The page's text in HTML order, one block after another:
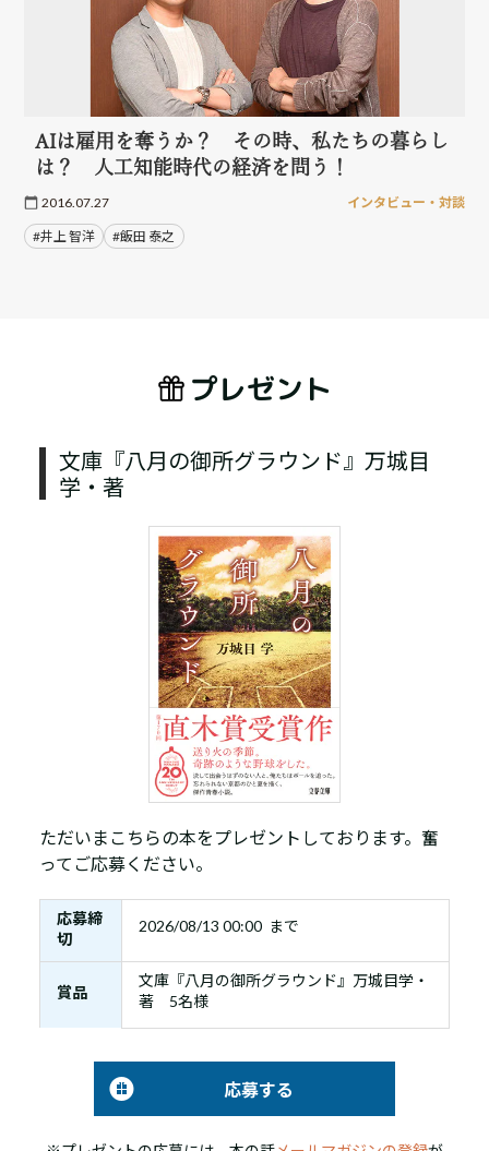
AIは雇用を奪うか？ その時、私たちの暮らし
は？ 人工知能時代の経済を問う！
2016.07.27 インタビュー・対談
#井上 智洋 #飯田 泰之
プレゼント
文庫『八月の御所グラウンド』万城目
学・著
ただいまこちらの本をプレゼントしております。奮
ってご応募ください。
応募締
切
2026/08/13 00:00 まで
賞品
文庫『八月の御所グラウンド』万城目学・
著 5名様
応募する